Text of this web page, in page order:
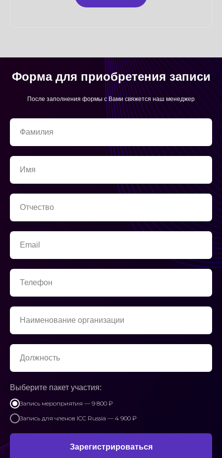
Форма для приобретения записи
После заполнения формы с Вами свяжется наш менеджер
Фамилия
Имя
Отчество
Email
Телефон
Наименование организации
Должность
Выберите пакет участия:
Запись мероприятия — 9 800 ₽
Запись для членов ICC Russia — 4 900 ₽
Зарегистрироваться